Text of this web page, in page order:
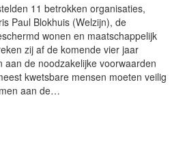
11 betrokken organisaties,
Paul Blokhuis (Welzijn), de
wonen en maatschappelijk
zij af de komende vier jaar
aan de noodzakelijke voorwaarden
kwetsbare mensen moeten veilig
aan de…